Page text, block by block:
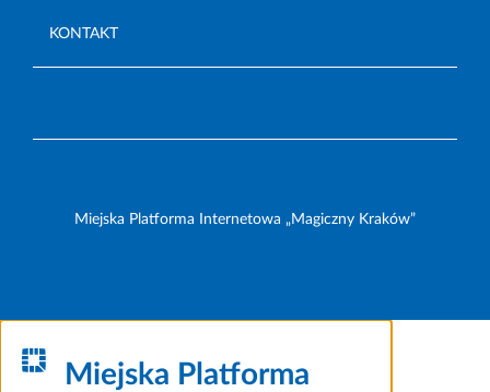
KONTAKT
Miejska Platforma Internetowa „Magiczny Kraków”
Miejska Platforma